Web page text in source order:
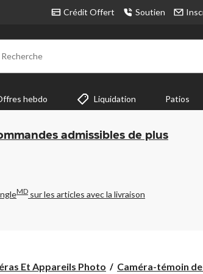
Crédit Offert Soutien
Recherche
hebdo Liquidation Patios
admissibles de plus
MD sur les articles avec la livraison
Et Appareils Photo Caméra-témoin